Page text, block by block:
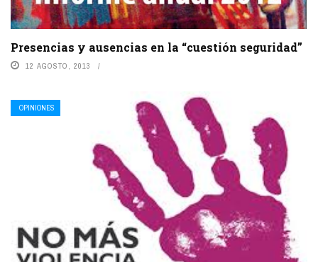
Presencias y ausencias en la “cuestión seguridad”
12 AGOSTO, 2013
OPINIONES